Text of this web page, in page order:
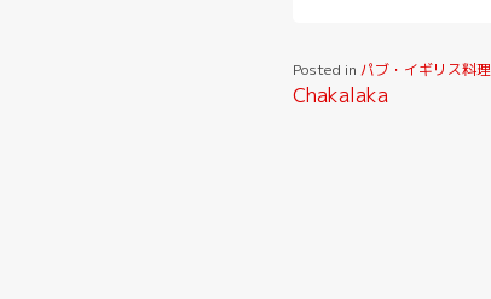
Posted in パブ・イギリス料理
投
Chakalaka